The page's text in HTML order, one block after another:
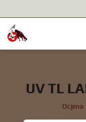
UV TL
Ocjena